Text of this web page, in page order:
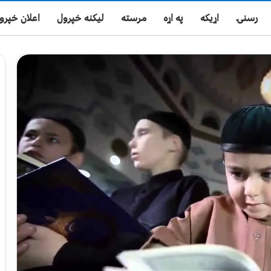
رسنۍ اړیکه په اړه مرسته لیکنه خپرول اعلان